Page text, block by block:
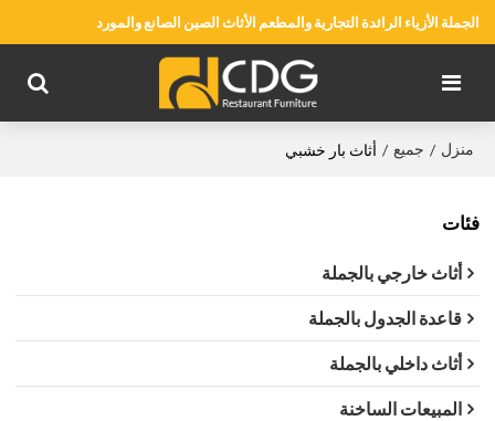
الجملة الأزياء الرائدة التجارية والمطعم الأثاث الصين الصانع والمورد
منزل / جميع / أثاث بار خشبي
فئات
أثاث خارجي بالجملة
قاعدة الجدول بالجملة
أثاث داخلي بالجملة
المبيعات الساخنة